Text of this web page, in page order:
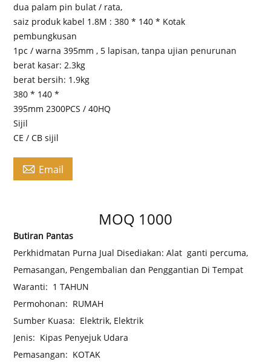
dua palam pin bulat / rata,
saiz produk kabel 1.8M : 380 * 140 * Kotak
pembungkusan
1pc / warna 395mm , 5 lapisan, tanpa ujian penurunan
berat kasar: 2.3kg
berat bersih: 1.9kg
380 * 140 *
395mm 2300PCS / 40HQ
Sijil
CE / CB sijil
 Email
MOQ 1000
Butiran Pantas
Perkhidmatan Purna Jual Disediakan: Alat ganti percuma,
Pemasangan, Pengembalian dan Penggantian Di Tempat
Waranti: 1 TAHUN
Permohonan: RUMAH
Sumber Kuasa: Elektrik, Elektrik
Jenis: Kipas Penyejuk Udara
Pemasangan: KOTAK